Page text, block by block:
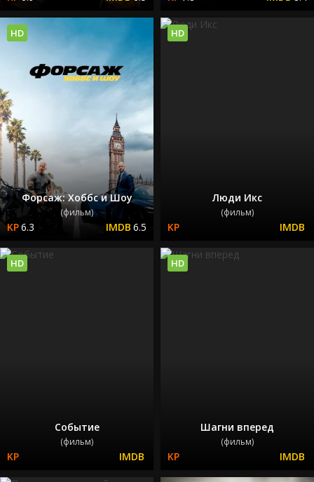
Форсаж: Хоббс и Шоу
(фильм)
6.3 6.5
HD
Люди Икс
(фильм)
HD
Событие
(фильм)
HD
Шагни вперед
(фильм)
HD